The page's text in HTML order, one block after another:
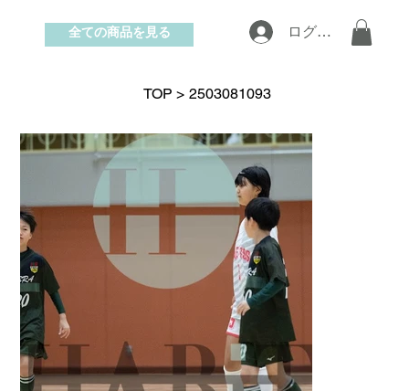
お問い合わせ
ログイン
全ての商品を見る
TOP > 2503081093